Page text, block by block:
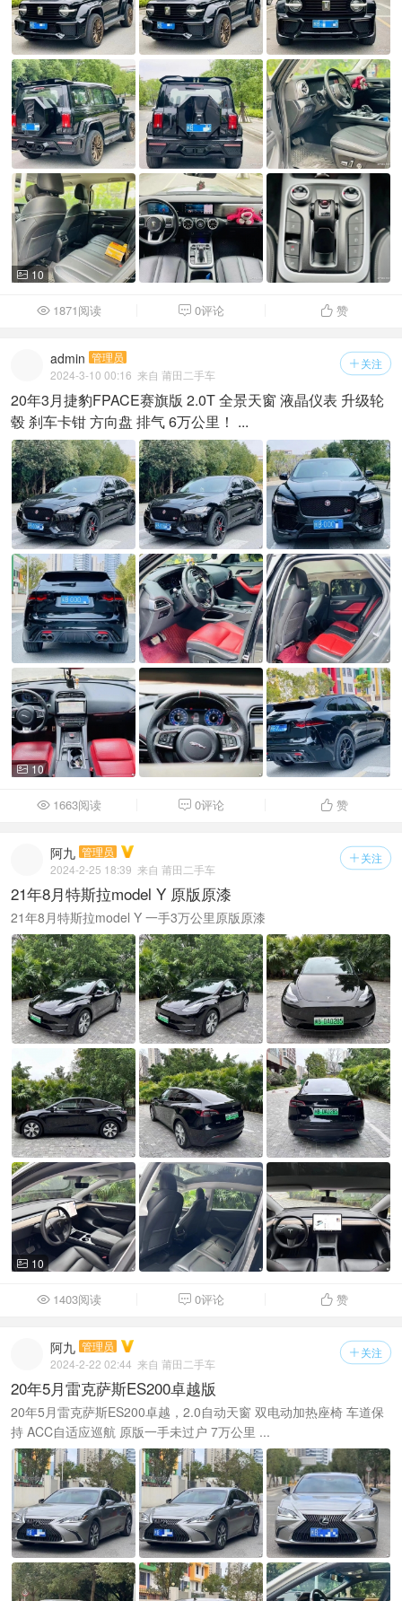
 10
 1871阅读  0评论  赞
 关注
admin 管理员
2024-3-10 00:16 来自 莆田二手车
20年3月捷豹FPACE赛旗版 2.0T 全景天窗 液晶仪表 升级轮
毂 刹车卡钳 方向盘 排气 6万公里！ ...
 10
 1663阅读  0评论  赞
 关注
阿九 管理员
2024-2-25 18:39 来自 莆田二手车
21年8月特斯拉model Y 原版原漆
21年8月特斯拉model Y 一手3万公里原版原漆
 10
 1403阅读  0评论  赞
 关注
阿九 管理员
2024-2-22 02:44 来自 莆田二手车
20年5月雷克萨斯ES200卓越版
20年5月雷克萨斯ES200卓越，2.0自动天窗 双电动加热座椅 车道保
持 ACC自适应巡航 原版一手未过户 7万公里 ...